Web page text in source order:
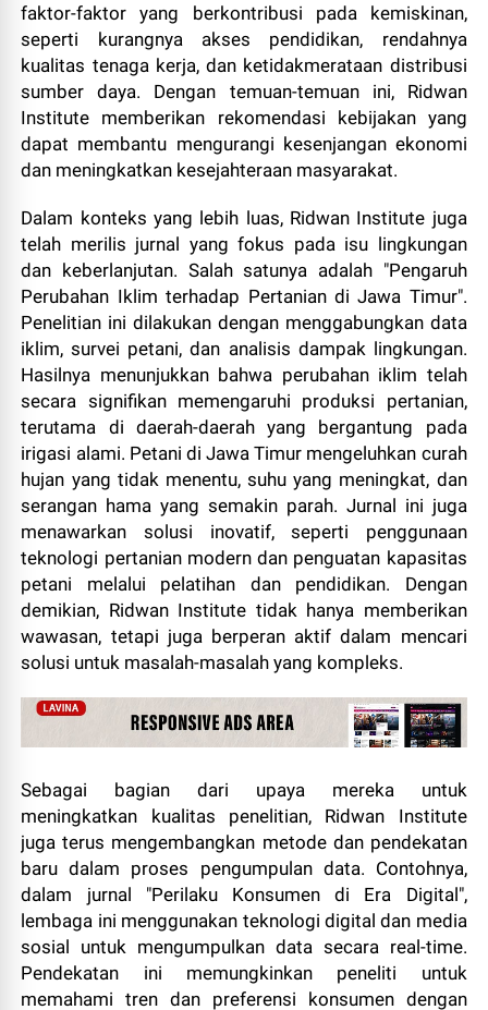
faktor-faktor yang berkontribusi pada kemiskinan,
seperti kurangnya akses pendidikan, rendahnya
kualitas tenaga kerja, dan ketidakmerataan distribusi
sumber daya. Dengan temuan-temuan ini, Ridwan
Institute memberikan rekomendasi kebijakan yang
dapat membantu mengurangi kesenjangan ekonomi
dan meningkatkan kesejahteraan masyarakat.
Dalam konteks yang lebih luas, Ridwan Institute juga
telah merilis jurnal yang fokus pada isu lingkungan
dan keberlanjutan. Salah satunya adalah "Pengaruh
Perubahan Iklim terhadap Pertanian di Jawa Timur".
Penelitian ini dilakukan dengan menggabungkan data
iklim, survei petani, dan analisis dampak lingkungan.
Hasilnya menunjukkan bahwa perubahan iklim telah
secara signifikan memengaruhi produksi pertanian,
terutama di daerah-daerah yang bergantung pada
irigasi alami. Petani di Jawa Timur mengeluhkan curah
hujan yang tidak menentu, suhu yang meningkat, dan
serangan hama yang semakin parah. Jurnal ini juga
menawarkan solusi inovatif, seperti penggunaan
teknologi pertanian modern dan penguatan kapasitas
petani melalui pelatihan dan pendidikan. Dengan
demikian, Ridwan Institute tidak hanya memberikan
wawasan, tetapi juga berperan aktif dalam mencari
solusi untuk masalah-masalah yang kompleks.
Sebagai bagian dari upaya mereka untuk
meningkatkan kualitas penelitian, Ridwan Institute
juga terus mengembangkan metode dan pendekatan
baru dalam proses pengumpulan data. Contohnya,
dalam jurnal "Perilaku Konsumen di Era Digital",
lembaga ini menggunakan teknologi digital dan media
sosial untuk mengumpulkan data secara real-time.
Pendekatan ini memungkinkan peneliti untuk
memahami tren dan preferensi konsumen dengan